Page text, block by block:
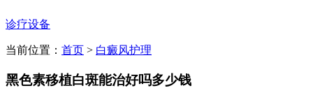
诊疗设备
当前位置： 首页 > 白癜风护理
黑色素移植白斑能治好吗多少钱